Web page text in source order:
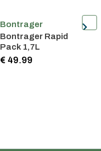
Bontrager
Bontrager Rapid
Pack 1,7L
€ 49.99